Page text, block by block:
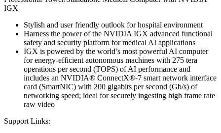
IGX
Stylish and user friendly outlook for hospital environment
Harness the power of the NVIDIA IGX advanced functional
safety and security platform for medical AI applications
IGX is powered by the world’s most powerful AI computer
for energy-efficient autonomous machines with 275 tera
operations per second (TOPS) of AI performance and
includes an NVIDIA® ConnectX®-7 smart network interface
card (SmartNIC) with 200 gigabits per second (Gb/s) of
networking speed; ideal for securely ingesting high frame rate
raw video
Support Links: